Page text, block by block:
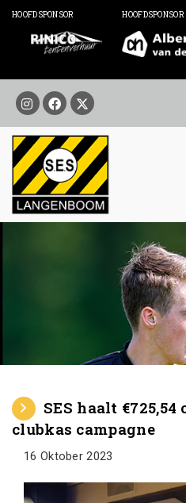
HOOFDSPONSOR
SES haalt
clubkas campagne
16 Oktober 2023